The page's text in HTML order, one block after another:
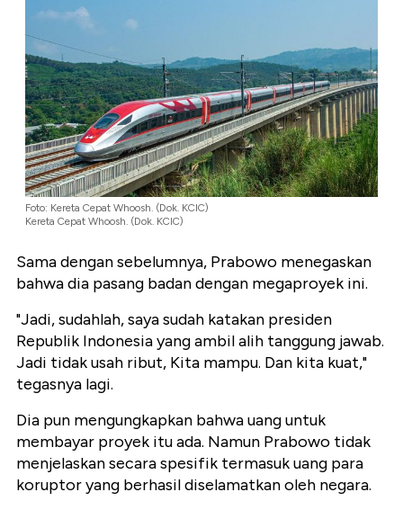
Foto: Kereta Cepat Whoosh. (Dok. KCIC)
Kereta Cepat Whoosh. (Dok. KCIC)
Sama dengan sebelumnya, Prabowo menegaskan
bahwa dia pasang badan dengan megaproyek ini.
"Jadi, sudahlah, saya sudah katakan presiden
Republik Indonesia yang ambil alih tanggung jawab.
Jadi tidak usah ribut, Kita mampu. Dan kita kuat,"
tegasnya lagi.
Dia pun mengungkapkan bahwa uang untuk
membayar proyek itu ada. Namun Prabowo tidak
menjelaskan secara spesifik termasuk uang para
koruptor yang berhasil diselamatkan oleh negara.